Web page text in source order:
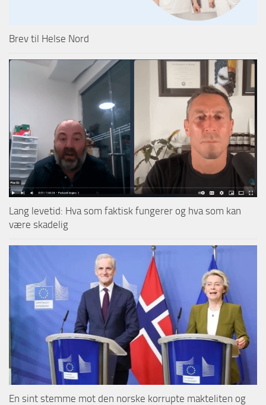
Brev til Helse Nord
Lang levetid: Hva som faktisk fungerer og hva som kan
være skadelig
En sint stemme mot den norske korrupte makteliten og